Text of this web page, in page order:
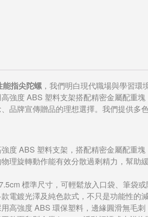
指尖陀螺 ，我們明白現代職場與學習
強度 ABS 塑料支架搭配精密金屬配重
品牌宣傳贈品的理想選擇。我們提供
度 ABS 塑料支架，搭配精密金屬配重
理旋轉動作能有效分散過剩精力，幫助
標準尺寸，可輕鬆放入口袋、筆袋
電鍍光澤及純色款式，不只是功能性的
高強度 ABS 環保塑料，邊緣圓滑無毛